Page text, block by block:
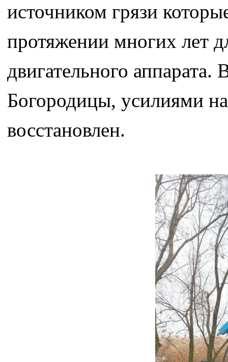
источником грязи
протяжении многих лет
двигательного
Богородицы, усилиями
восстановлен.